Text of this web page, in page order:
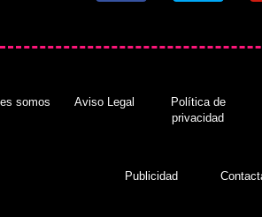
somos Aviso Legal
Política de
privacidad
Publicidad